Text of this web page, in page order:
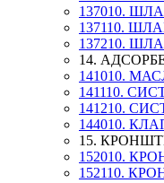
137010.
137110.
137210.
14.
141010.
141110.
141210.
144010.
15.
152010.
152110.